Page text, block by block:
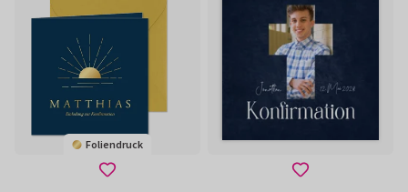
Foliendruck